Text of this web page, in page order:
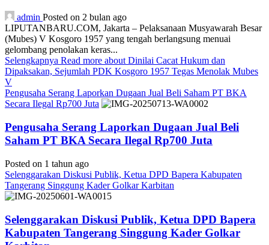
admin Posted on 2 bulan ago
LIPUTANBARU.COM, Jakarta – Pelaksanaan Musyawarah Besar
(Mubes) V Kosgoro 1957 yang tengah berlangsung menuai
gelombang penolakan keras...
Selengkapnya Read more about Dinilai Cacat Hukum dan
Dipaksakan, Sejumlah PDK Kosgoro 1957 Tegas Menolak Mubes
V
Pengusaha Serang Laporkan Dugaan Jual Beli Saham PT BKA
Secara Ilegal Rp700 Juta
Pengusaha Serang Laporkan Dugaan Jual Beli
Saham PT BKA Secara Ilegal Rp700 Juta
Posted on 1 tahun ago
Selenggarakan Diskusi Publik, Ketua DPD Bapera Kabupaten
Tangerang Singgung Kader Golkar Karbitan
Selenggarakan Diskusi Publik, Ketua DPD Bapera
Kabupaten Tangerang Singgung Kader Golkar